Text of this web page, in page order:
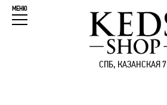
СПБ, КАЗАНСКАЯ 7
МЕНЮ